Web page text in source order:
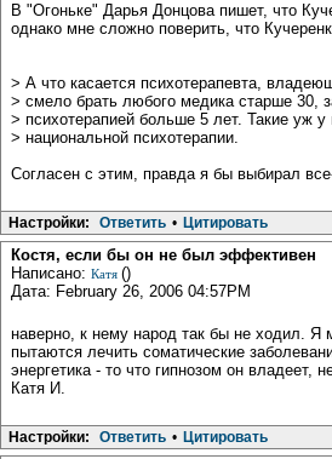
В "Огоньке" Дарья Донцова пишет, что
однако мне сложно поверить, что
> А что касается психотерапевта,
> смело брать любого медика старше 30,
> психотерапией больше 5 лет. Такие уж у
> национальной психотерапии.
Согласен с этим, правда я бы выбирал
Настройки: Ответить • Цитировать
Костя, если бы он не был эффективен
Написано: Катя ()
Дата: February 26, 2006 04:57PM
наверно, к нему народ так бы не ходил. Я
пытаются лечить соматические
энергетика - то что гипнозом он владеет,
Катя И.
Настройки: Ответить • Цитировать